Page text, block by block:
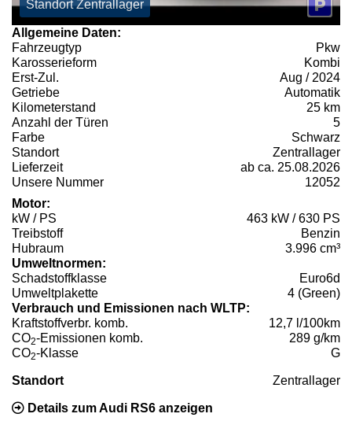
Standort Zentrallager
Allgemeine Daten:
Fahrzeugtyp
Pkw
Karosserieform
Kombi
Erst-Zul.
Aug / 2024
Getriebe
Automatik
Kilometerstand
25 km
Anzahl der Türen
5
Farbe
Schwarz
Standort
Zentrallager
Lieferzeit
ab ca. 25.08.2026
Unsere Nummer
12052
Motor:
kW / PS
463 kW / 630 PS
Treibstoff
Benzin
Hubraum
3.996 cm³
Umweltnormen:
Schadstoffklasse
Euro6d
Umweltplakette
4 (Green)
Verbrauch und Emissionen nach WLTP:
Kraftstoffverbr. komb.
12,7 l/100km
CO2-Emissionen komb.
289 g/km
CO2-Klasse G
Standort Zentrallager
Details zum Audi RS6 anzeigen